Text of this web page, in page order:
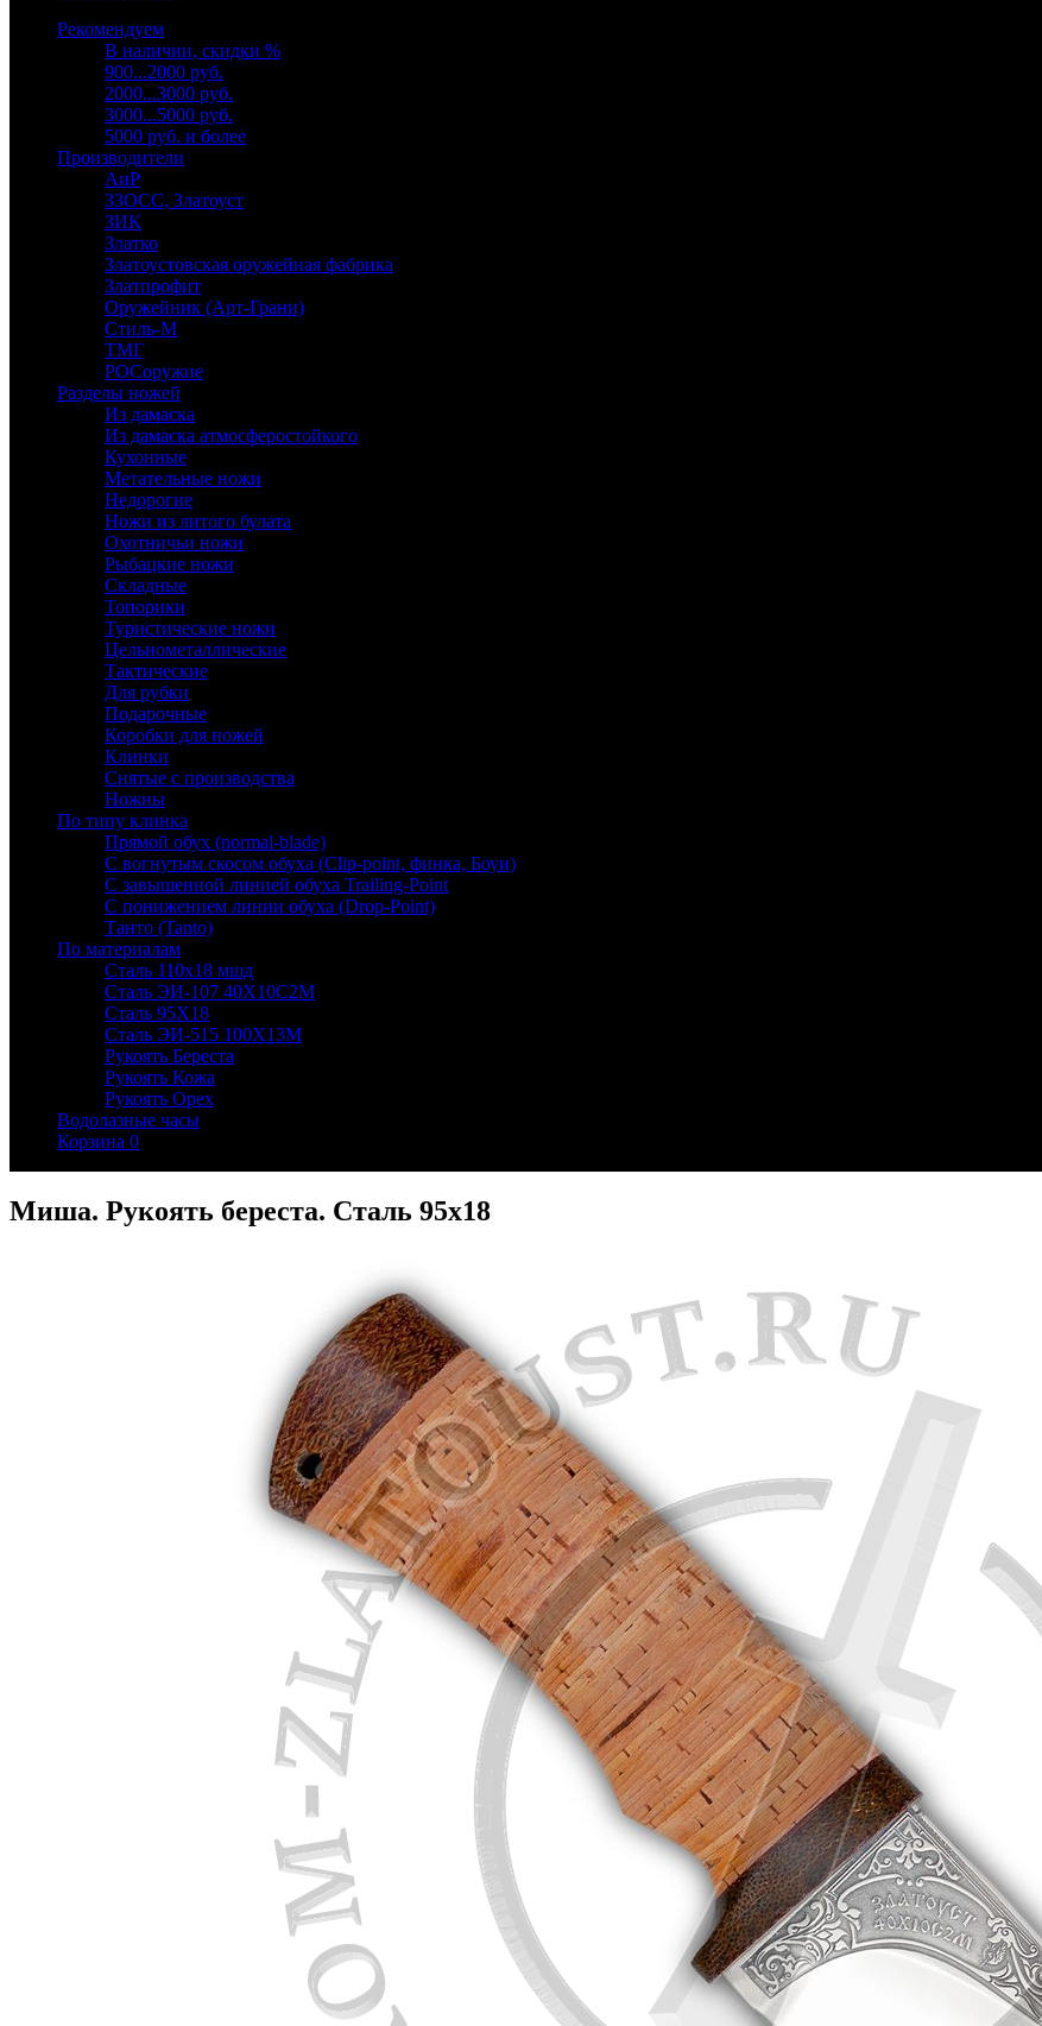
Рекомендуем
В наличии, скидки %
900...2000 руб.
2000...3000 руб.
3000...5000 руб.
5000 руб. и более
Производители
АиР
ЗЗОСС, Златоуст
ЗИК
Златко
Златоустовская оружейная фабрика
Златпрофит
Оружейник (Арт-Грани)
Стиль-М
ТМГ
РОСоружие
Разделы ножей
Из дамаска
Из дамаска атмосферостойкого
Кухонные
Метательные ножи
Недорогие
Ножи из литого булата
Охотничьи ножи
Рыбацкие ножи
Складные
Топорики
Туристические ножи
Цельнометаллические
Тактические
Для рубки
Подарочные
Коробки для ножей
Клинки
Снятые с производства
Ножны
По типу клинка
Прямой обух (normal-blade)
С вогнутым скосом обуха (Clip-point, финка, Боуи)
С завышенной линией обуха Trailing-Point
С понижением линии обуха (Drop-Point)
Танто (Tanto)
По материалам
Сталь 110х18 мшд
Сталь ЭИ-107 40Х10С2М
Сталь 95Х18
Сталь ЭИ-515 100Х13М
Рукоять Береста
Рукоять Кожа
Рукоять Орех
Водолазные часы
Корзина 0
Миша. Рукоять береста. Сталь 95х18